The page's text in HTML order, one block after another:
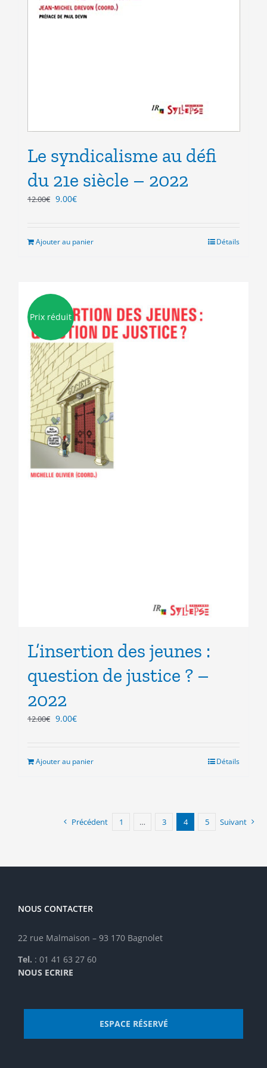
Le syndicalisme au défi
du 21e siècle – 2022
12.00€ Le
9.00€Le
est :
Ajouter au panier Détails
Prix réduit
L’insertion des jeunes :
question de justice ? –
2022
12.00€ Le
9.00€Le
est :
Ajouter au panier Détails
Précédent 1 … 3 4 5 Suivant
NOUS CONTACTER
22 rue Malmaison – 93 170 Bagnolet
Tel. : 01 41 63 27 60
NOUS ECRIRE
ESPACE RÉSERVÉ